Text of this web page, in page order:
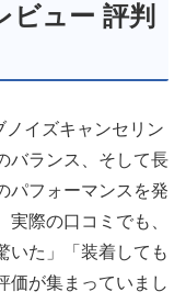
ビュー 評判
イズキャンセリン
バランス、そして長
パフォーマンスを発
際の口コミでも、
いた」「装着しても
価が集まっていまし